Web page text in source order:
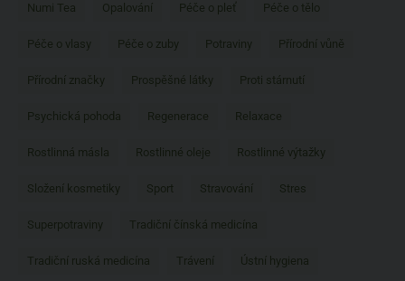
Numi Tea Opalování Péče o pleť Péče o tělo
Péče o vlasy Péče o zuby Potraviny Přírodní vůně
Přírodní značky Prospěšné látky Proti stárnutí
Psychická pohoda Regenerace Relaxace
Rostlinná másla Rostlinné oleje Rostlinné výtažky
Složení kosmetiky Sport Stravování Stres
Superpotraviny Tradiční čínská medicína
Tradiční ruská medicína Trávení Ústní hygiena